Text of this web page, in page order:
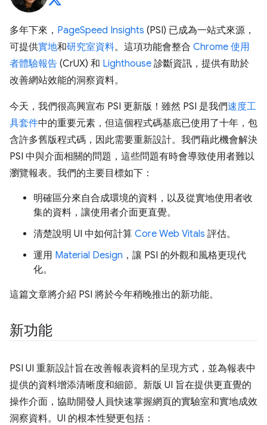
多年下來， PageSpeed Insights (PSI) 已成為一站式來源，
可提供實地和研究室資料。這項功能會整合 Chrome 使用
者體驗報告 (CrUX) 和 Lighthouse 診斷資訊，提供有助於
改善網站效能的洞察資料。
今天，我們很高興宣布 PSI 更新版！雖然 PSI 是我們速度工
具套件中的重要元素，但這個程式碼基底已使用了十年，包
含許多舊版程式碼，因此需要重新設計。我們藉此機會解決
PSI 中與介面相關的問題，這些問題有時會導致使用者難以
瀏覽報表。我們的主要目標如下：
明確區分來自合成環境的資料，以及從實地使用者收
集的資料，讓使用者介面更直覺。
清楚說明 UI 中如何計算 Core Web Vitals 評估。
運用 Material Design ，讓 PSI 的外觀和風格更現代
化。
這篇文章將介紹 PSI 將於今年稍晚推出的新功能。
新功能
PSI UI 重新設計旨在改善報表資料的呈現方式，並為報表中
提供的資料增添清晰度和細節。新版 UI 旨在提供更直覺的
操作介面，協助開發人員快速掌握網頁的實驗室和實地成效
洞察資料。UI 的根本性變更包括：